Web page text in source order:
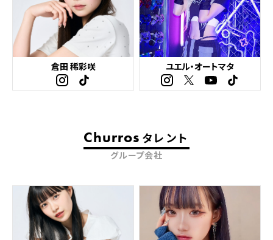
倉田 稀彩咲 ユエル・オートマタ
Churros タレント
グループ会社